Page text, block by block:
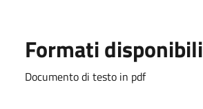
Formati disponibili
Documento di testo in pdf